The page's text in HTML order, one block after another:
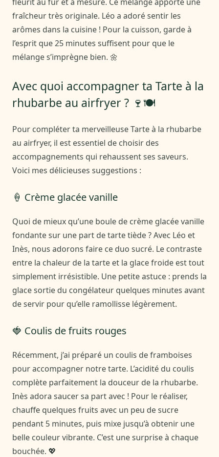
fraîcheur très originale. Léo a adoré sentir les
arômes dans la cuisine ! Pour la cuisson, garde à
l’esprit que 25 minutes suffisent pour que le
mélange s’imprègne bien. 🌼
Avec quoi accompagner ta Tarte à la
rhubarbe au airfryer ? 🍷🍽️
Pour compléter ta merveilleuse Tarte à la rhubarbe
au airfryer, il est essentiel de choisir des
accompagnements qui rehaussent ses saveurs.
Voici mes délicieuses suggestions :
🍦 Crème glacée vanille
Quoi de mieux qu’une boule de crème glacée vanille
fondante sur une part de tarte tiède ? Avec Léo et
Inès, nous adorons faire ce duo sucré. Le contraste
entre la chaleur de la tarte et la glace froide est tout
simplement irrésistible. Une petite astuce : prends la
glace sortie du congélateur quelques minutes avant
de servir pour qu’elle ramollisse légèrement.
🍓 Coulis de fruits rouges
Récemment, j’ai préparé un coulis de framboises
pour accompagner notre tarte. L’acidité du coulis
complète parfaitement la douceur de la rhubarbe.
Inès adora saucer sa part avec ! Pour le réaliser,
chauffe quelques fruits avec un peu de sucre
pendant 5 minutes, puis mixe jusqu’à obtenir une
belle couleur vibrante. C’est une surprise à chaque
bouchée. 💖